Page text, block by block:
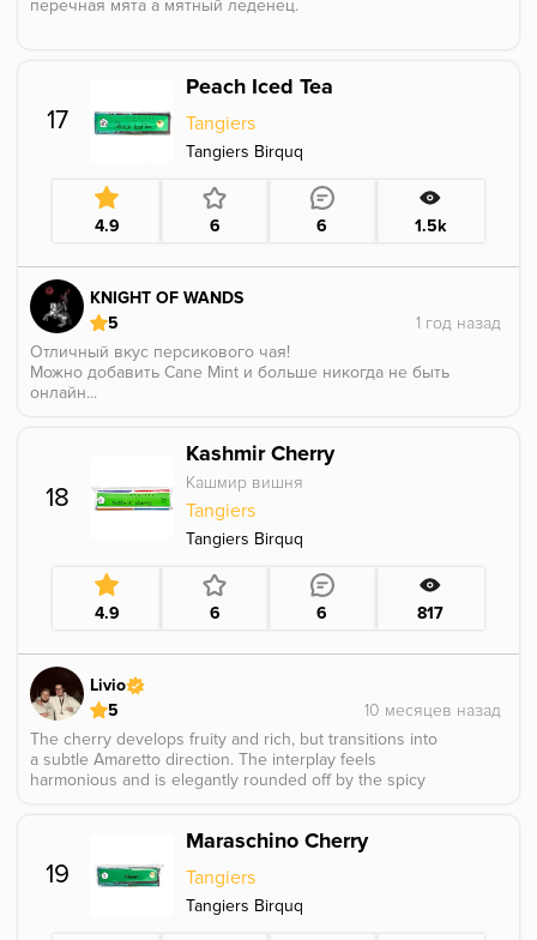
перечная мята а мятный леденец.
17
Peach Iced Tea
Tangiers
Tangiers Birquq
4.9 6 6 1.5k
KNIGHT OF WANDS
5
Отличный вкус персикового чая!
Можно добавить Cane Mint и больше никогда не быть
онлайн...
18
Kashmir Cherry
Кашмир вишня
Tangiers
Tangiers Birquq
4.9 6 6 817
Livio
5
The cherry develops fruity and rich, but transitions into
a subtle Amaretto direction. The interplay feels
harmonious and is elegantly rounded off by the spicy
19
Maraschino Cherry
Tangiers
Tangiers Birquq